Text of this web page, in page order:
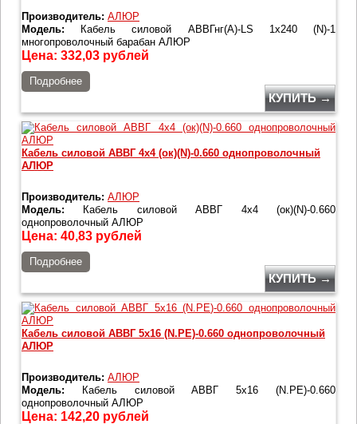
Производитель: АЛЮР
Модель: Кабель силовой АВВГнг(А)-LS 1х240 (N)-1
многопроволочный барабан АЛЮР
Цена: 332,03 рублей
Подробнее
КУПИТЬ →
Кабель силовой АВВГ 4х4 (ок)(N)-0.660 однопроволочный
АЛЮР
Производитель: АЛЮР
Модель: Кабель силовой АВВГ 4х4 (ок)(N)-0.660
однопроволочный АЛЮР
Цена: 40,83 рублей
Подробнее
КУПИТЬ →
Кабель силовой АВВГ 5х16 (N.РЕ)-0.660 однопроволочный
АЛЮР
Производитель: АЛЮР
Модель: Кабель силовой АВВГ 5х16 (N.РЕ)-0.660
однопроволочный АЛЮР
Цена: 142,20 рублей